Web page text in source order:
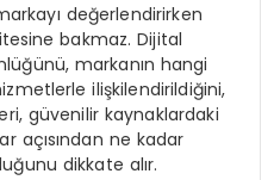
değerlendirirken
bakmaz. Dijital
markanın hangi
ilişkilendirildiğini,
güvenilir kaynaklardaki
açısından ne kadar
dikkate alır.